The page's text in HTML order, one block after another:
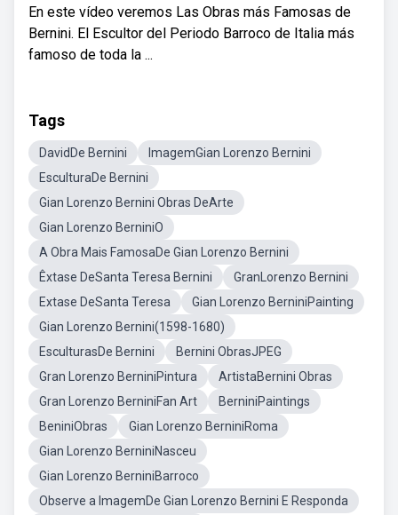
En este vídeo veremos Las Obras más Famosas de
Bernini. El Escultor del Periodo Barroco de Italia más
famoso de toda la ...
Tags
DavidDe Bernini
ImagemGian Lorenzo Bernini
EsculturaDe Bernini
Gian Lorenzo Bernini Obras DeArte
Gian Lorenzo BerniniO
A Obra Mais FamosaDe Gian Lorenzo Bernini
Êxtase DeSanta Teresa Bernini
GranLorenzo Bernini
Extase DeSanta Teresa
Gian Lorenzo BerniniPainting
Gian Lorenzo Bernini(1598-1680)
EsculturasDe Bernini
Bernini ObrasJPEG
Gran Lorenzo BerniniPintura
ArtistaBernini Obras
Gran Lorenzo BerniniFan Art
BerniniPaintings
BeniniObras
Gian Lorenzo BerniniRoma
Gian Lorenzo BerniniNasceu
Gian Lorenzo BerniniBarroco
Observe a ImagemDe Gian Lorenzo Bernini E Responda